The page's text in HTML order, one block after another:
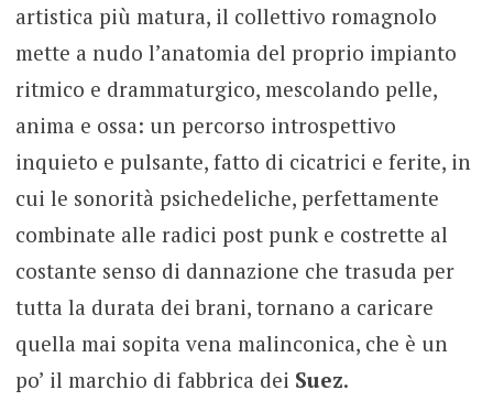
artistica più matura, il collettivo romagnolo
mette a nudo l’anatomia del proprio impianto
ritmico e drammaturgico, mescolando pelle,
anima e ossa: un percorso introspettivo
inquieto e pulsante, fatto di cicatrici e ferite, in
cui le sonorità psichedeliche, perfettamente
combinate alle radici post punk e costrette al
costante senso di dannazione che trasuda per
tutta la durata dei brani, tornano a caricare
quella mai sopita vena malinconica, che è un
po’ il marchio di fabbrica dei Suez.